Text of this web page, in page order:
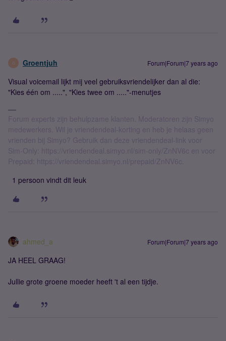
G Groentjuh Forum|Forum|7 years ago
Visual voicemail lijkt mij veel gebruiksvriendelijker dan al die:
"Kies één om .....", "Kies twee om ....."-menutjes
Forum experts zijn behulpzame klanten. Moderatoren zijn Simyo
medewerkers. Wil je vriendendeal-korting en heb je helaas geen
vrienden bij Simyo? Gebruik dan deze vriendendeal-link voor
Sim-Only: https://vriendendeal.simyo.nl/sim-only/ZnNV6c en voor
Prepaid: https://vriendendeal.simyo.nl/prepaid/ZnNV6c.
1 persoon vindt dit leuk
ahmed_a Forum|Forum|7 years ago
JA HEEL GRAAG!
Jullie grote groene moeder heeft 't al een tijdje.